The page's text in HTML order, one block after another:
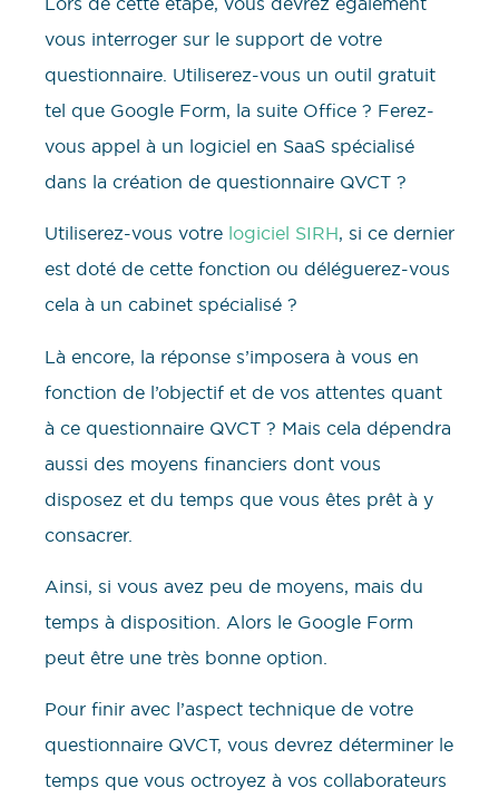
vous interroger sur le support de votre
questionnaire. Utiliserez-vous un outil gratuit
tel que Google Form, la suite Office ? Ferez-
vous appel à un logiciel en SaaS spécialisé
dans la création de questionnaire QVCT ?
Utiliserez-vous votre logiciel SIRH, si ce dernier
est doté de cette fonction ou déléguerez-vous
cela à un cabinet spécialisé ?
Là encore, la réponse s’imposera à vous en
fonction de l’objectif et de vos attentes quant
à ce questionnaire QVCT ? Mais cela dépendra
aussi des moyens financiers dont vous
disposez et du temps que vous êtes prêt à y
consacrer.
Ainsi, si vous avez peu de moyens, mais du
temps à disposition. Alors le Google Form
peut être une très bonne option.
Pour finir avec l’aspect technique de votre
questionnaire QVCT, vous devrez déterminer le
temps que vous octroyez à vos collaborateurs